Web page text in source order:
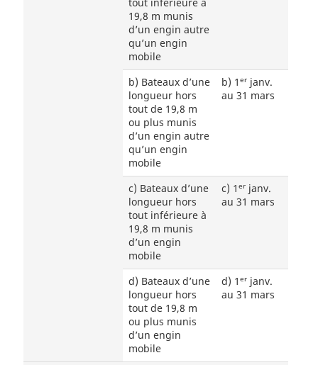
tout inférieure à
19,8 m munis
d’un engin autre
qu’un engin
mobile
b) Bateaux d’une
longueur hors
tout de 19,8 m
ou plus munis
d’un engin autre
qu’un engin
mobile
b) 1 er janv.
au 31 mars
c) Bateaux d’une
longueur hors
tout inférieure à
19,8 m munis
d’un engin
mobile
c) 1 er janv.
au 31 mars
d) Bateaux d’une
longueur hors
tout de 19,8 m
ou plus munis
d’un engin
mobile
d) 1 er janv.
au 31 mars